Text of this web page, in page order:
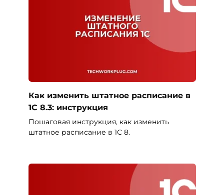
Как изменить штатное расписание в
1С 8.3: инструкция
Пошаговая инструкция, как изменить
штатное расписание в 1С 8.